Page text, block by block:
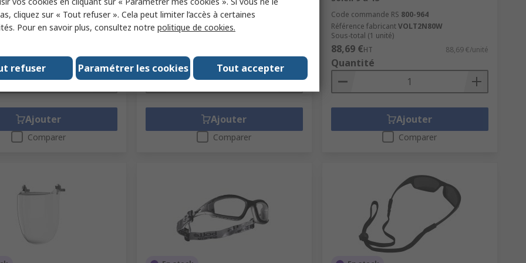
RS 195-1551
9169585
Ajouter
Comparer
Référence fabricant IRIDPSI2.5
Sous-total (1 unité)
Quantité
Ajouter
Comparer
Code commande RS 800-964
Référence fabricantVOLT2N80W
Sous-total (1 unité)
88,69 €HT 88,69 €/unité
Quantité
Ajouter
Comparer
cliquez sur « Tout refuser ». Cela peut limiter l’accès à certaines
Pour en savoir plus, consultez notre politique de cookies.
Tout accepter
Paramétrer les cookies
refuser